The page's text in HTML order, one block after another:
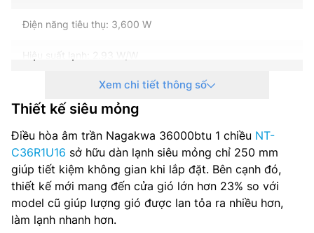
Điện năng tiêu thụ: 3,600 W
Hiệu suất lạnh: 2.93 W/W
Công nghệ inverter: Không
Lưu lượng gió: 1,500/1,200/1,050 m3/h
Môi chất lạnh: R410a
Độ ồn dàn lạnh: 48/45/39 dB(A)
Độ ồn dàn nóng: 60 dB(A)
Xem chi tiết thông số
Thiết kế siêu mỏng
Điều hòa âm trần Nagakwa 36000btu 1 chiều NT-
C36R1U16 sở hữu dàn lạnh siêu mỏng chỉ 250 mm
giúp tiết kiệm không gian khi lắp đặt. Bên cạnh đó,
thiết kế mới mang đến cửa gió lớn hơn 23% so với
model cũ giúp lượng gió được lan tỏa ra nhiều hơn,
làm lạnh nhanh hơn.